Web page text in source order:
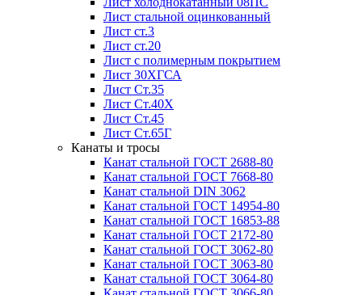
Лист стальной оцинкованный
Лист ст.3
Лист ст.20
Лист с полимерным покрытием
Лист 30ХГСА
Лист Ст.35
Лист Ст.40Х
Лист Ст.45
Лист Ст.65Г
Канаты и тросы
Канат стальной ГОСТ 2688-80
Канат стальной ГОСТ 7668-80
Канат стальной DIN 3062
Канат стальной ГОСТ 14954-80
Канат стальной ГОСТ 16853-88
Канат стальной ГОСТ 2172-80
Канат стальной ГОСТ 3062-80
Канат стальной ГОСТ 3063-80
Канат стальной ГОСТ 3064-80